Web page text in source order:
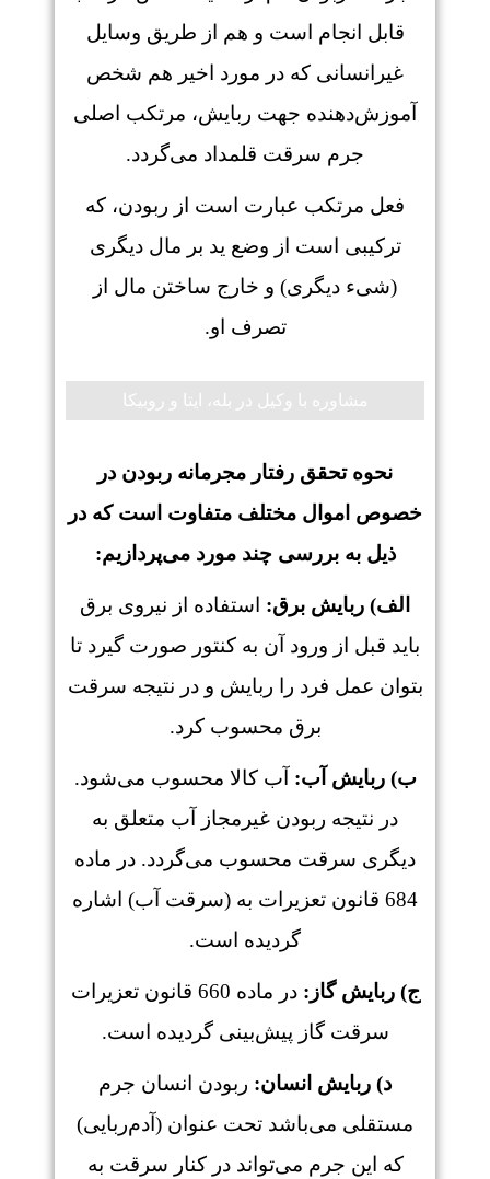
قابل انجام است و هم از طریق وسایل
غیرانسانی که در مورد اخیر هم شخص
آموزش‌دهنده جهت ربایش، مرتکب اصلی
جرم سرقت قلمداد می‌گردد.
فعل مرتکب عبارت است از ربودن، که
ترکیبی است از وضع ید بر مال دیگری
(شیء دیگری) و خارج ساختن مال از
تصرف او.
مشاوره با وکیل در بله، ایتا و روبیکا
نحوه تحقق رفتار مجرمانه ربودن در
خصوص اموال مختلف متفاوت است که در
ذیل به بررسی چند مورد می‌پردازیم:
الف) ربایش برق: استفاده از نیروی برق
باید قبل از ورود آن به کنتور صورت گیرد تا
بتوان عمل فرد را ربایش و در نتیجه سرقت
برق محسوب کرد.
ب) ربایش آب: آب کالا محسوب می‌شود.
در نتیجه ربودن غیرمجاز آب متعلق به
دیگری سرقت محسوب می‌گردد. در ماده
684 قانون تعزیرات به (سرقت آب) اشاره
گردیده است.
ج) ربایش گاز:
در ماده 660 قانون تعزیرات
سرقت گاز پیش‌بینی گردیده است.
د) ربایش انسان: ربودن انسان جرم
مستقلی می‌باشد تحت عنوان (آدم‌ربایی)
که این جرم می‌تواند در کنار سرقت به